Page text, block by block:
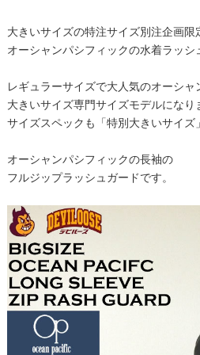
大きいサイズの特注サイズ別注企画限
オーシャンパシフィックの水着ラッシ
レギュラーサイズで大人気のオーシ
大きいサイズ専門サイズモデルになり
サイズスペックも「特別大きいサイズ
オーシャンパシフィックの長袖の
フルジップラッシュガードです。